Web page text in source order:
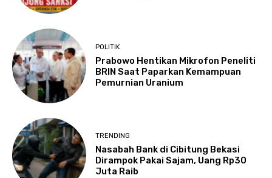
POLITIK
Prabowo Hentikan Mikrofon Peneliti
BRIN Saat Paparkan Kemampuan
Pemurnian Uranium
TRENDING
Nasabah Bank di Cibitung Bekasi
Dirampok Pakai Sajam, Uang Rp30
Juta Raib